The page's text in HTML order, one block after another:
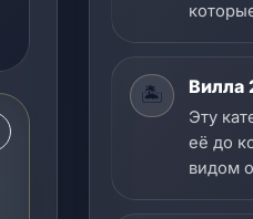
🏝️ Вилла
Эту
её до
видом